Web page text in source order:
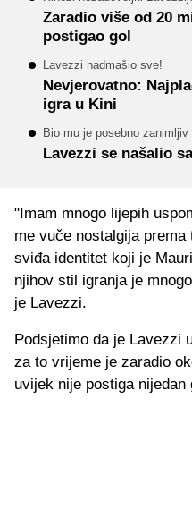
Zaradio više od 20
postigao gol
Lavezzi nadmašio sve!
Nevjerovatno:
igra u Kini
Bio mu je posebno zanimljiv
Lavezzi se našalio
"Imam mnogo lijepih
me vuče nostalgija
sviđa identitet koji je
njihov stil igranja je
je Lavezzi.
Podsjetimo da je Lavezzi
za to vrijeme je zaradio
uvijek nije postiga nijedan